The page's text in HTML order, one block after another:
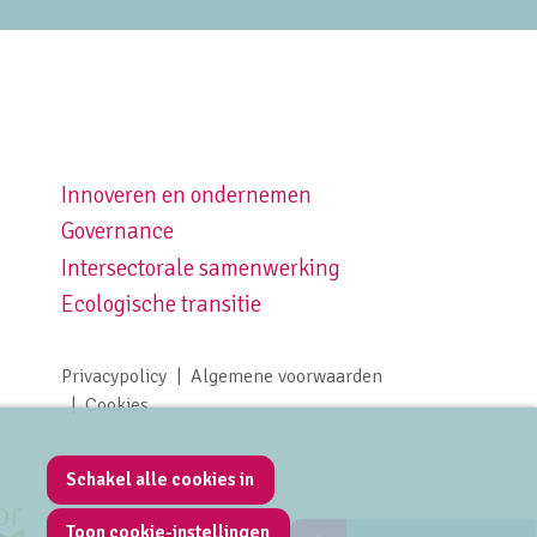
Footer navigation right
Innoveren en ondernemen
Governance
Intersectorale samenwerking
Ecologische transitie
Footer meta navigation
Privacypolicy
Algemene voorwaarden
Cookies
Schakel alle cookies in
Toon cookie-instellingen